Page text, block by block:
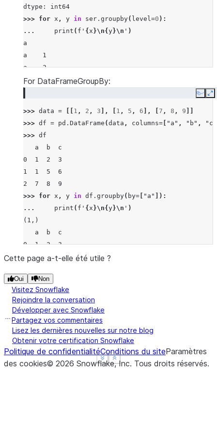
dtype: int64
>>> for x , y in ser . groupby( level=0 ):
...
print ( f ' { x }\n{ y}\n ' )
a
a    1
a    2
dtype: int64
dtype: int64
Show less
See more
For DataFrameGroupBy:
Copy
>>> data = 1 , 2 , 3 ], 1 , 5 , 6 ], 7 , 8 , 9
>>> df = pd . DataFrame (data , columns= "a" , "b" ,
"c"
>>> df
   a  b  c
0  1  2  3
1  1  5  6
2  7  8  9
>>> for x , y in df . groupby( by= "a"
]):
...
print ( f ' { x }\n{ y}\n ' )
(1,)
   a  b  c
0  1  2  3
1  1  5  6
(7,)
   a  b  c
2  7  8  9
Show less
See more
Cette page a-t-elle été utile ?
Oui Non
Visitez Snowflake
Rejoindre la conversation
Développer avec Snowflake
Partagez vos commentaires
Lisez les dernières nouvelles sur notre blog
Obtenir votre certification Snowflake
Politique de confidentialitéConditions du siteParamètres
des cookies© 2026 Snowflake, Inc. Tous droits réservés.